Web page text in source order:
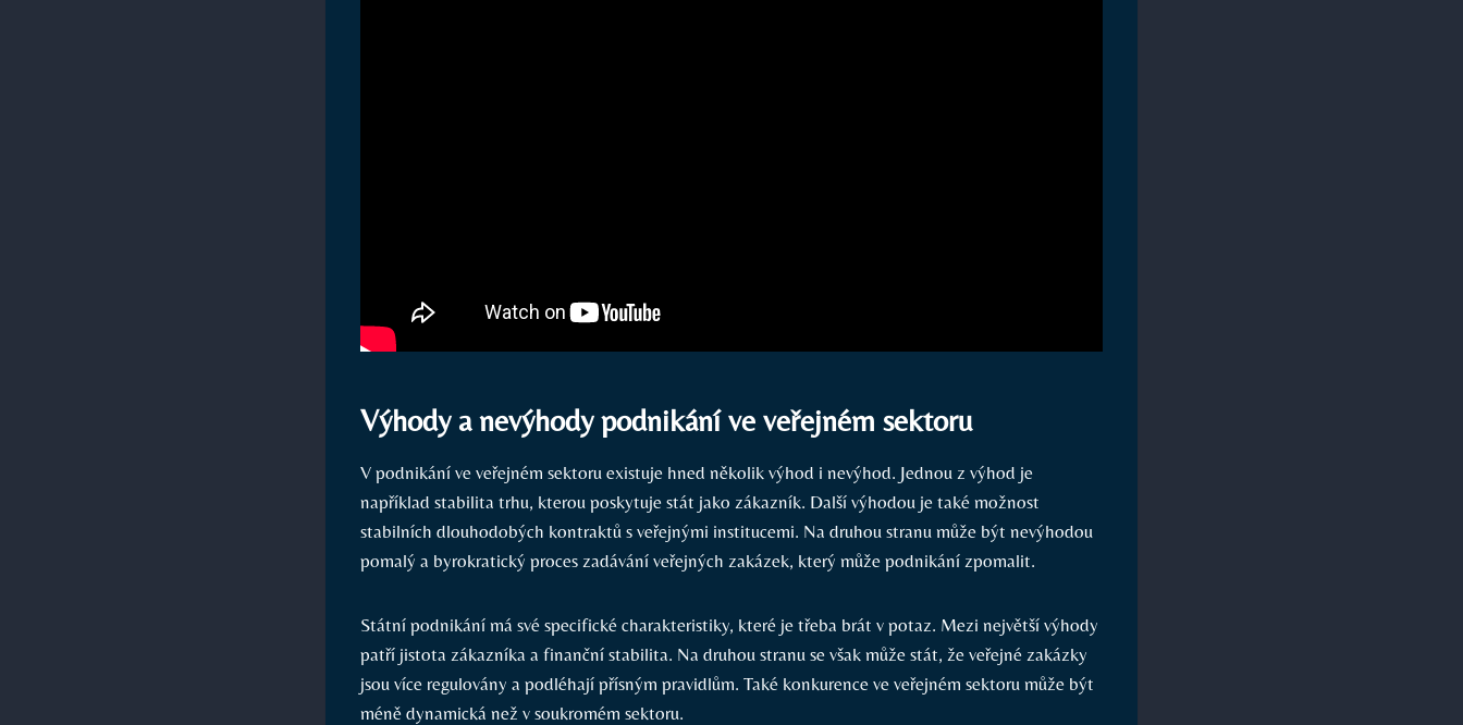
Výhody a nevýhody podnikání ve veřejném sektoru
V podnikání ve veřejném sektoru existuje hned několik výhod i nevýhod. Jednou z výhod je
například stabilita trhu, kterou poskytuje stát jako zákazník. Další výhodou je také možnost
stabilních dlouhodobých kontraktů s veřejnými institucemi. Na druhou stranu může být nevýhodou
pomalý a byrokratický proces zadávání veřejných zakázek, který může podnikání zpomalit.
Státní podnikání má své specifické charakteristiky, které je třeba brát v potaz. Mezi největší výhody
patří jistota zákazníka a finanční stabilita. Na druhou stranu se však může stát, že veřejné zakázky
jsou více regulovány a podléhají přísným pravidlům. Také konkurence ve veřejném sektoru může být
méně dynamická než v soukromém sektoru.